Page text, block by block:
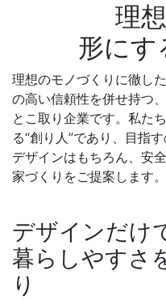
理
形にす
理想のモノづくりに徹し
の高い信頼性を併せ持つ
とこ取り企業です。私た
る“創り人”であり、目指
デザインはもちろん、安
家づくりをご提案します。
デザインだけ
暮らしやすさ
り